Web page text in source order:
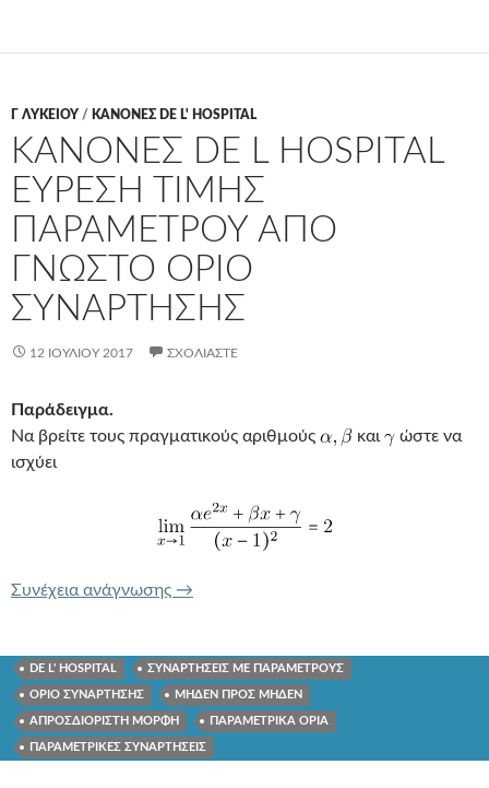
Γ ΛΥΚΕΊΟΥ / ΚΑΝΟΝΕΣ DE L' HOSPITAL
ΚΑΝΟΝΕΣ DE L HOSPITAL
ΕΥΡΕΣΗ ΤΙΜΗΣ
ΠΑΡΑΜΕΤΡΟΥ ΑΠΟ
ΓΝΩΣΤΟ ΟΡΙΟ
ΣΥΝΑΡΤΗΣΗΣ
12 ΙΟΥΛΊΟΥ 2017 ΣΧΟΛΙΆΣΤΕ
Παράδειγμα.
Να βρείτε τους πραγματικούς αριθμούς
και
ώστε να
ισχύει
Συνέχεια ανάγνωσης ΚΑΝΟΝΕΣ DE L HOSPITAL ΕΥΡΕΣΗ
→
DE L' HOSPITAL ΣΥΝΑΡΤΗΣΕΙΣ ΜΕ ΠΑΡΑΜΕΤΡΟΥΣ
ΟΡΙΟ ΣΥΝΑΡΤΗΣΗΣ ΜΗΔΕΝ ΠΡΟΣ ΜΗΔΕΝ
ΑΠΡΟΣΔΙΟΡΙΣΤΗ ΜΟΡΦΗ ΠΑΡΑΜΕΤΡΙΚΑ ΟΡΙΑ
ΠΑΡΑΜΕΤΡΙΚΕΣ ΣΥΝΑΡΤΗΣΕΙΣ